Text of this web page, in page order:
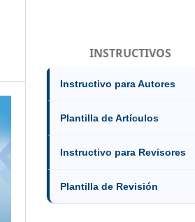
INSTRUCTIVOS
Instructivo para Autores
Plantilla de Artículos
Instructivo para Revisores
Plantilla de Revisión